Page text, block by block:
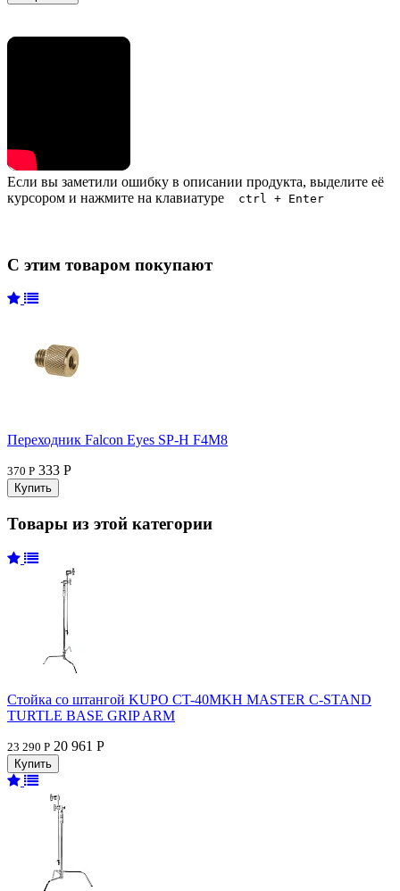
Если вы заметили ошибку в описании продукта, выделите её
курсором и нажмите на клавиатуре
ctrl + Enter
С этим товаром покупают
Переходник Falcon Eyes SP-H F4M8
370 Р 333 Р
Товары из этой категории
Стойка со штангой KUPO CT-40MKH MASTER C-STAND
TURTLE BASE GRIP ARM
23 290 Р 20 961 Р